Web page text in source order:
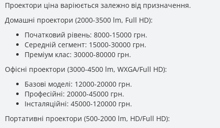
Проектори ціна варіюється залежно від призначення.
Домашні проектори (2000-3500 lm, Full HD):
Початковий рівень: 8000-15000 грн.
Середній сегмент: 15000-30000 грн.
Преміум клас: 30000-80000 грн.
Офісні проектори (3000-4500 lm, WXGA/Full HD):
Базові моделі: 12000-20000 грн.
Професійні: 20000-45000 грн.
Інсталяційні: 45000-120000 грн.
Портативні проектори (500-2000 lm, HD/Full HD):